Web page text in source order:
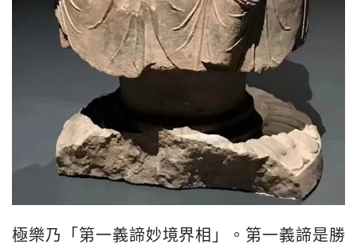
極樂乃「第一義諦妙境界相」。第一義諦是勝